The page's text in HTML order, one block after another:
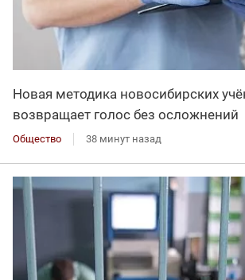
Новая методика новосибирских
возвращает голос без осложнений
Общество 38 минут назад